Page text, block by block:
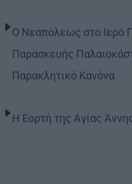
Ο Νεαπόλεως στο Ιερό
Παρασκευής
Παρακλητικό Κανόνα
Η Εορτή της Αγίας